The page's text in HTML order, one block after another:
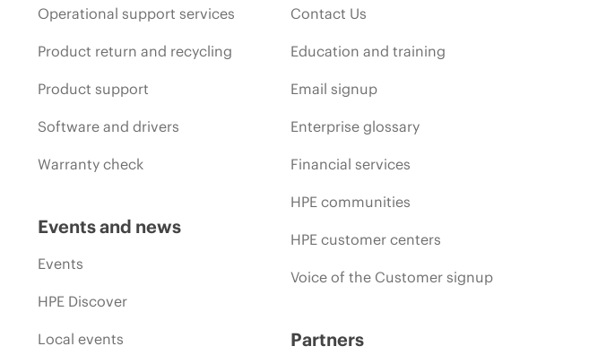
Operational support services
Product return and recycling
Product support
Software and drivers
Warranty check
Events and news
Events
HPE Discover
Local events
Contact Us
Education and training
Email signup
Enterprise glossary
Financial services
HPE communities
HPE customer centers
Voice of the Customer signup
Partners